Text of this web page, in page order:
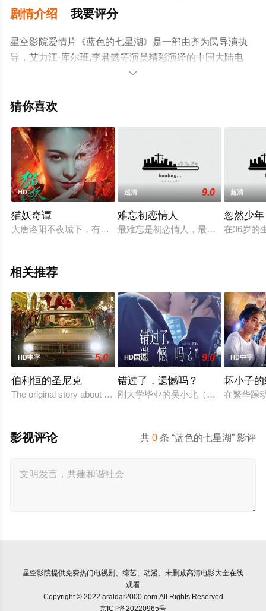
剧情介绍 我要评分
星空影院爱情片《蓝色的七星湖》是一部由齐为民导演执
导，艾力江·库尔班,李君懿等演员精彩演绎的中国大陆电
影，手机免费观看高清无删减完整版电影大全就上星空影
平台了解。

猜你喜欢
HD 7.0
猫妖奇谭
大唐洛阳不夜城下，有猫妖之灵，夜夜巡游，窃人皮囊，邀人
超清 9.0
难忘初恋情人
最难忘是初恋情人，最感人是姐妹之
超清
忽然少年
在36岁的
相关推荐
HD中字 5.0
伯利恒的圣尼克
The original story about a man who lost his son, became Santa to
HD国语 9.0
错过了，遗憾吗？
刚大学毕业的吴小北（庄达菲 饰）
HD中字
坏小子
在繁华躁
共0 条 “蓝色的七星湖” 影评
影视评论
星空影院提供免费热门电视剧、综艺、动漫、未删减高清电影大全在线
观看
Copyright © 2022 araldar2000.com All Rights Reserved
京ICP备20220965号